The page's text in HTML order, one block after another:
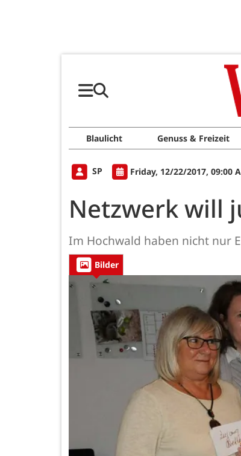
Blaulicht Genuss & Freizeit
SP Friday, 12/22/2017, 09:00
Netzwerk will
Im Hochwald haben nicht nur
Bilder